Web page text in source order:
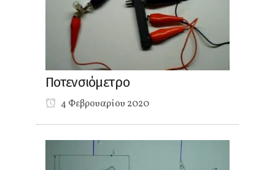
Ποτενσιόμετρο
4 Φεβρουαρίου 2020